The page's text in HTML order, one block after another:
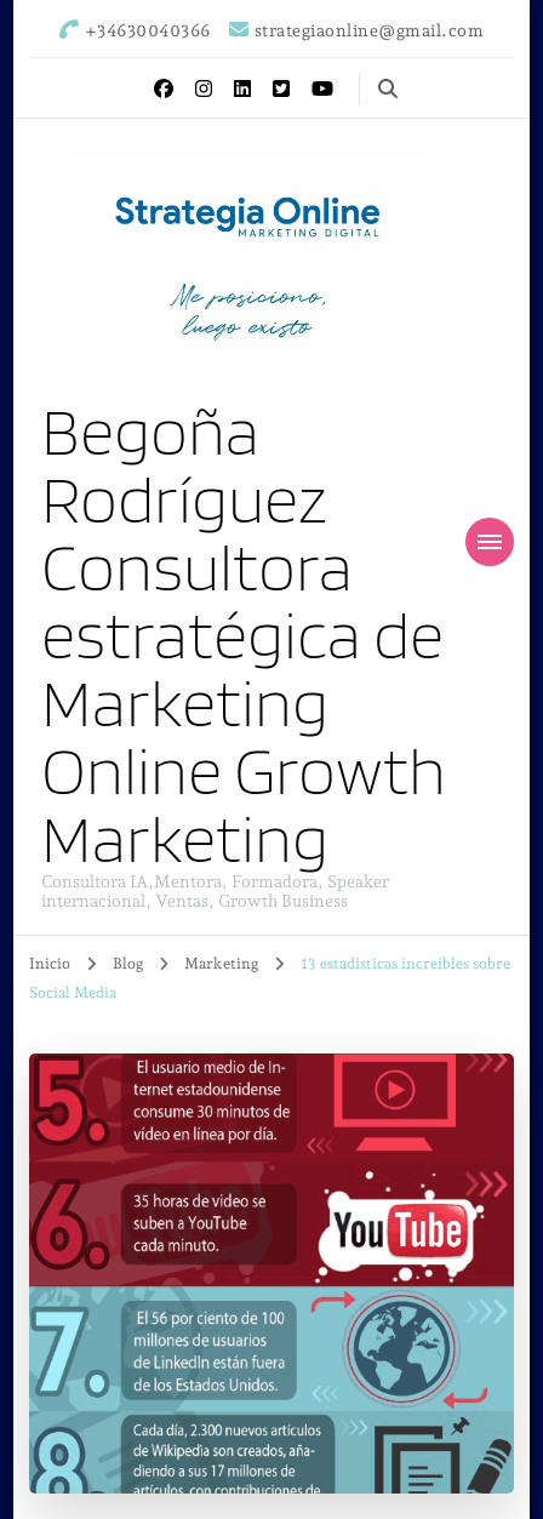
+34630040366 strategiaonline@gmail.com
Begoña
Rodríguez
Consultora
estratégica de
Marketing
Online Growth
Marketing
Consultora IA,Mentora, Formadora, Speaker
internacional, Ventas, Growth Business
Inicio Blog Marketing
13 estadísticas increíbles sobre
Social Media